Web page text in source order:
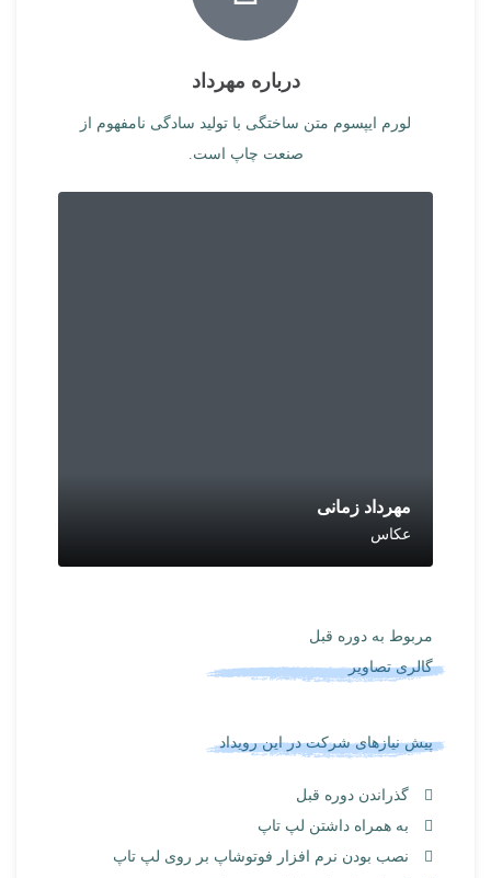
درباره مهرداد
لورم ایپسوم متن ساختگی با تولید سادگی نامفهوم از
صنعت چاپ است.
مهرداد زمانی
عکاس
مربوط به دوره قبل
گالری تصاویر
پیش نیازهای شرکت در این رویداد
گذراندن دوره قبل
به همراه داشتن لپ تاپ
نصب بودن نرم افزار فوتوشاپ بر روی لپ تاپ